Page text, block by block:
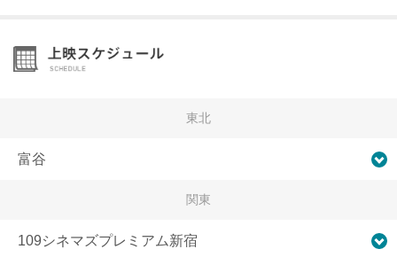
東北
富谷
関東
109シネマズプレミアム新宿